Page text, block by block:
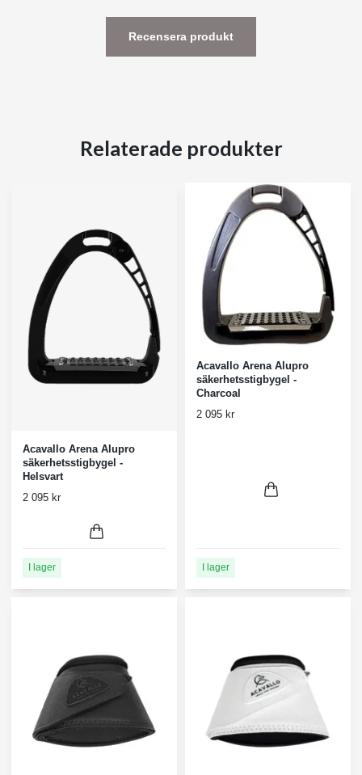
Recensera produkt
Relaterade produkter
Acavallo Arena Alupro
säkerhetsstigbygel -
Helsvart
2 095 kr
I lager
Acavallo Arena Alupro
säkerhetsstigbygel -
Charcoal
2 095 kr
I lager